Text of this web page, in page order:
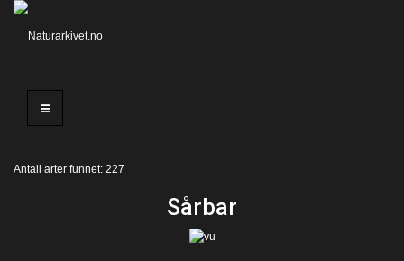
Antall arter funnet: 227
Sårbar